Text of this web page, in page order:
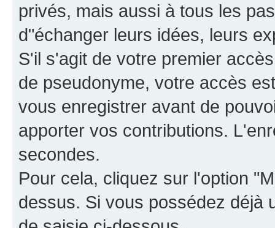
privés, mais aussi à tous les
d"échanger leurs idées, leurs
S'il s'agit de votre premier
de pseudonyme, votre accès
vous enregistrer avant de
apporter vos contributions.
secondes.
Pour cela, cliquez sur l'option
dessus. Si vous possédez déjà